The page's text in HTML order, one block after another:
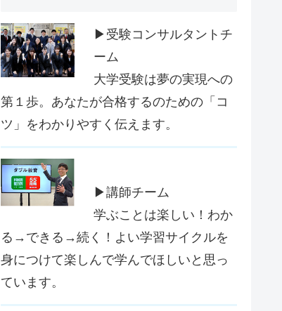
▶受験コンサルタントチ
ーム
大学受験は夢の実現への
第１歩。あなたが合格するのための「コ
ツ」をわかりやすく伝えます。
▶講師チーム
学ぶことは楽しい！わか
る→できる→続く！よい学習サイクルを
身につけて楽しんで学んでほしいと思っ
ています。